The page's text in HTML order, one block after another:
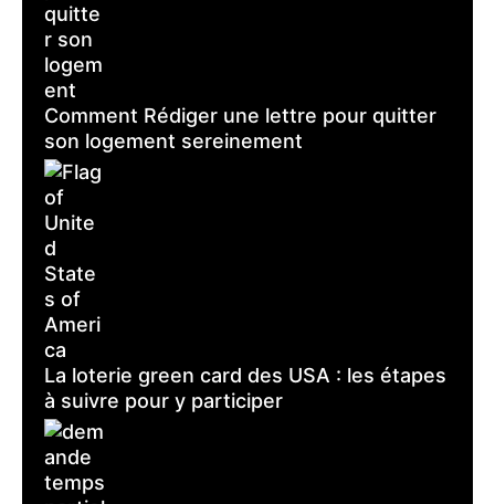
Comment Rédiger une lettre pour quitter
son logement sereinement
La loterie green card des USA : les étapes
à suivre pour y participer